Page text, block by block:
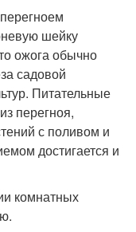
шейку
ожога обычно
садовой
Питательные
перегноя,
с поливом и
достигается и
комнатных